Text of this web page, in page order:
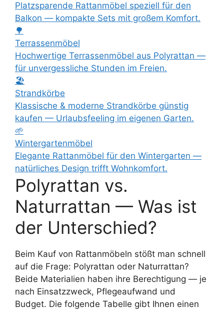
Platzsparende Rattanmöbel speziell für den
Balkon — kompakte Sets mit großem Komfort.
🌳
Terrassenmöbel
Hochwertige Terrassenmöbel aus Polyrattan —
für unvergessliche Stunden im Freien.
🏖️
Strandkörbe
Klassische & moderne Strandkörbe günstig
kaufen — Urlaubsfeeling im eigenen Garten.
🌱
Wintergartenmöbel
Elegante Rattanmöbel für den Wintergarten —
natürliches Design trifft Wohnkomfort.
Polyrattan vs.
Naturrattan — Was ist
der Unterschied?
Beim Kauf von Rattanmöbeln stößt man schnell
auf die Frage: Polyrattan oder Naturrattan?
Beide Materialien haben ihre Berechtigung — je
nach Einsatzzweck, Pflegeaufwand und
Budget. Die folgende Tabelle gibt Ihnen einen